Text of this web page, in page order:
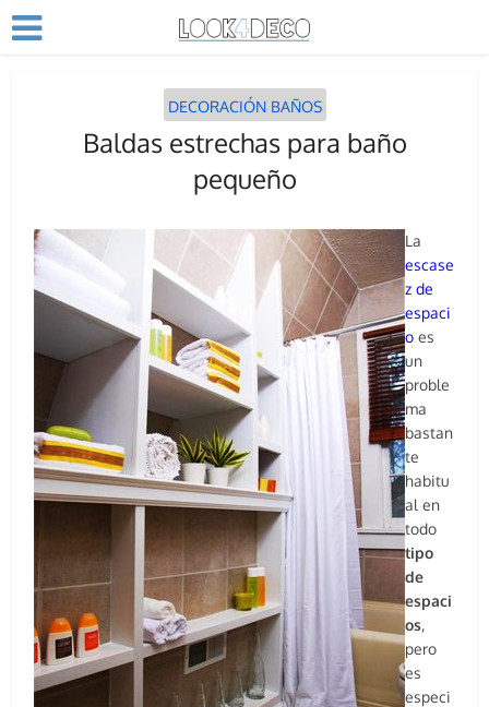
DECORACIÓN BAÑOS
Baldas estrechas para baño
pequeño
La
escase
z de
espaci
o es
un
proble
ma
bastan
te
habitu
al en
todo
tipo
de
espaci
os,
pero
es
especi